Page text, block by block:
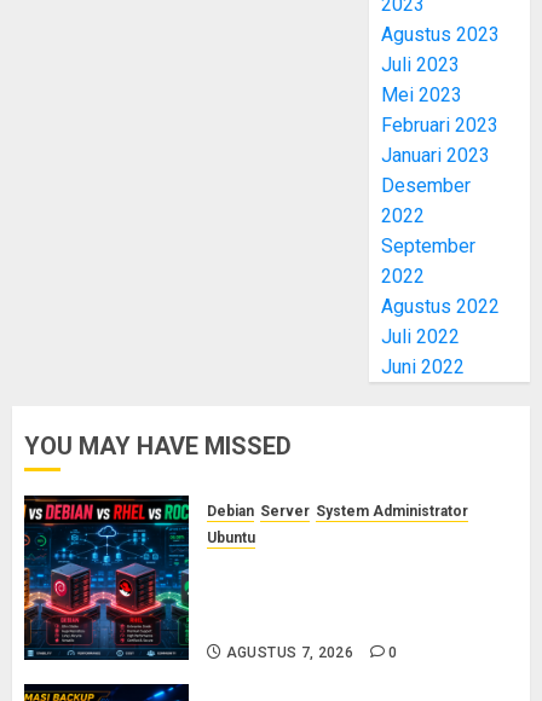
Agustus 2023
Juli 2023
Mei 2023
Februari 2023
Januari 2023
Desember
2022
September
2022
Agustus 2022
Juli 2022
Juni 2022
YOU MAY HAVE MISSED
Debian Server System Administrator
Ubuntu
AGUSTUS 7, 2026 0